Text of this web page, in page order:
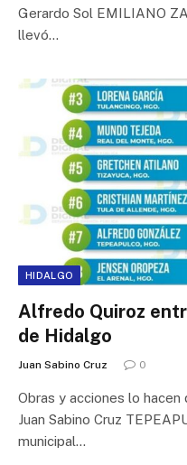
Gerardo Sol EMILIANO
llevó…
HIDALGO
Alfredo Quiroz
de Hidalgo
Juan Sabino Cruz 0
Obras y acciones lo
Juan Sabino Cruz
municipal…